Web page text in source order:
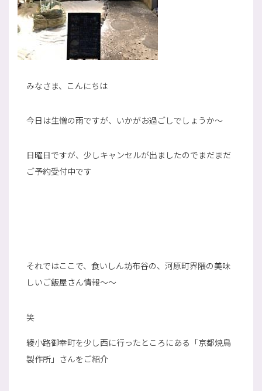
みなさま、こんにちは
今日は生憎の雨ですが、いかがお過ごしでしょうか～
日曜日ですが、少しキャンセルが出ましたのでまだまだ
ご予約受付中です
それではここで、食いしん坊布谷の、河原町界隈の美味
しいご飯屋さん情報～～
笑
綾小路御幸町を少し西に行ったところにある「京都焼鳥
製作所」さんをご紹介